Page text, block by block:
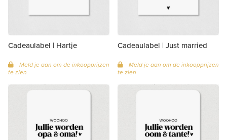
Cadeaulabel | Hartje
Meld je aan om de inkoopprijzen
te zien
Cadeaulabel | Just married
Meld je aan om de inkoopprijzen
te zien